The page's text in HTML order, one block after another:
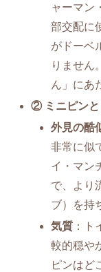
ャーマン
部交配に
がドーベ
りません
ん」にあ
② ミニピンと
外見の酷
非常に似
イ・マン
で、より
ブ）を持
気質 ：
較的穏や
ピンはど